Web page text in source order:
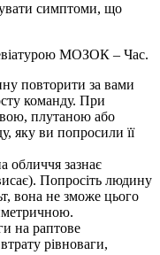
симптоми, що
МОЗОК – Час.
повторити за вами
команду. При
плутаною або
яку ви попросили її
обличчя зазнає
Попросіть людину
вона не зможе цього
на раптове
рівноваги,